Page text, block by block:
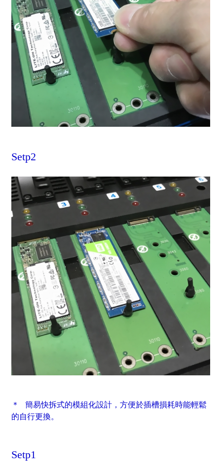
​​​​​​Setp2
＊ 簡易快拆式的模組化設計，方便於插槽損耗時能輕鬆
的自行更換。
Setp1